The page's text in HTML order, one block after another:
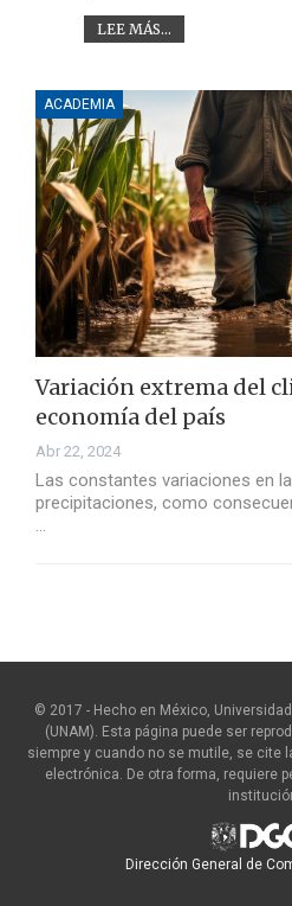
LEE MÁS...
ACADEMIA
Variación extrema del
economía del país
Abr 22, 2024
Las constantes variaciones en
precipitaciones, como
…
© 2017 - Hecho en México,
(UNAM). Esta página puede ser
siempre y cuando no se mutile, se cite
electrónica. De otra forma, requiere
Dirección General de